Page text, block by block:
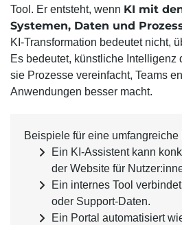
Tool. Er entsteht, wenn KI mit
Systemen, Daten und
KI-Transformation bedeutet nicht,
Es bedeutet, künstliche Intelligenz
sie Prozesse vereinfacht, Teams
Anwendungen besser macht.
Beispiele für eine umfangreiche
Ein KI-Assistent kann
der Website für
Ein internes Tool
oder Support-Daten.
Ein Portal automatisiert